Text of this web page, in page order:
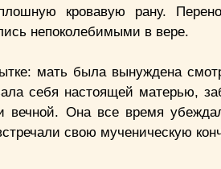
кровавую рану.
непоколебимыми в вере.
мать была вынуждена
себя настоящей матерью,
Она все время
свою мученическую